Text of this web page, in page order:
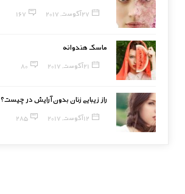
27 آگوست, 2017 167
ماسک هندوانه
21 آگوست, 2017 80
راز زیبایی زنان بدون آرایش در چیست؟
12 آگوست, 2017 285